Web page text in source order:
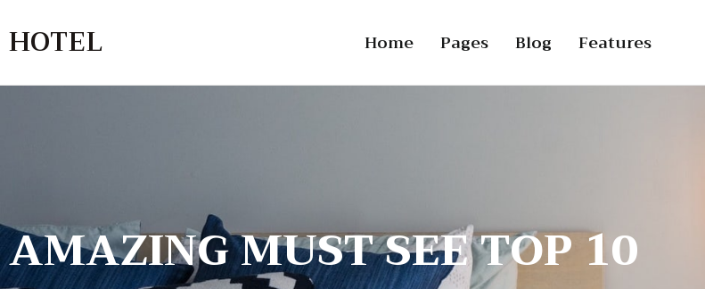
HOTEL Home Pages Blog Features
AMAZING MUST SEE TOP 10